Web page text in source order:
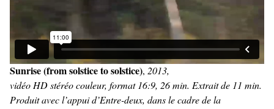
Sunrise (from solstice to solstice), 2013,
vidéo HD stéréo couleur, format 16:9, 26 min. Extrait de 11 min.
Produit avec l’appui d’Entre-deux, dans le cadre de la